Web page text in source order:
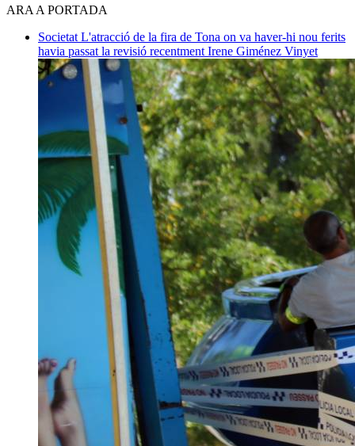
ARA A PORTADA
Societat L'atracció de la fira de Tona on va haver-hi nou ferits
havia passat la revisió recentment Irene Giménez Vinyet